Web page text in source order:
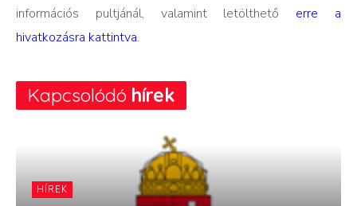
információs pultjánál, valamint letölthető erre a
hivatkozásra kattintva.
Kapcsolódó hírek
HÍREK